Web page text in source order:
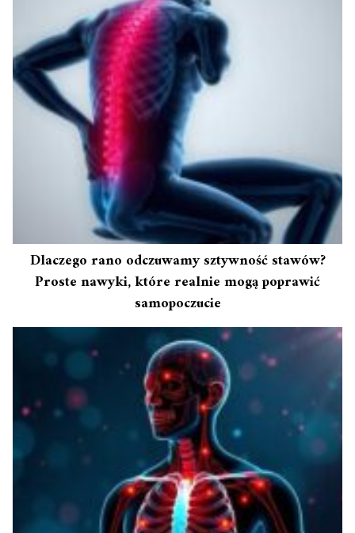
Dlaczego rano odczuwamy sztywność stawów?
Proste nawyki, które realnie mogą poprawić
samopoczucie